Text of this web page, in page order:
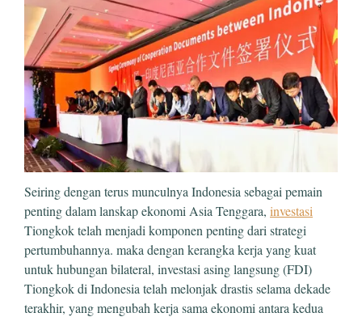
Seiring dengan terus munculnya Indonesia sebagai pemain
penting dalam lanskap ekonomi Asia Tenggara, investasi
Tiongkok telah menjadi komponen penting dari strategi
pertumbuhannya. maka dengan kerangka kerja yang kuat
untuk hubungan bilateral, investasi asing langsung (FDI)
Tiongkok di Indonesia telah melonjak drastis selama dekade
terakhir, yang mengubah kerja sama ekonomi antara kedua